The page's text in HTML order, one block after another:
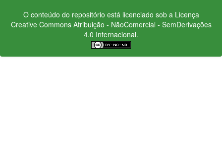
O conteúdo do repositório está licenciado sob a Licença
Creative CommonsAtribuição - NãoComercial - SemDerivações
4.0 Internacional.